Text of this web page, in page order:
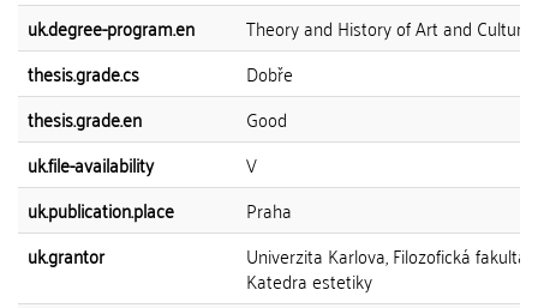
uk.degree-program.en
Theory and History of Art and Culture
thesis.grade.cs
Dobře
thesis.grade.en
Good
uk.file-availability
V
uk.publication.place
Praha
uk.grantor
Univerzita Karlova, Filozofická fakulta,
Katedra estetiky